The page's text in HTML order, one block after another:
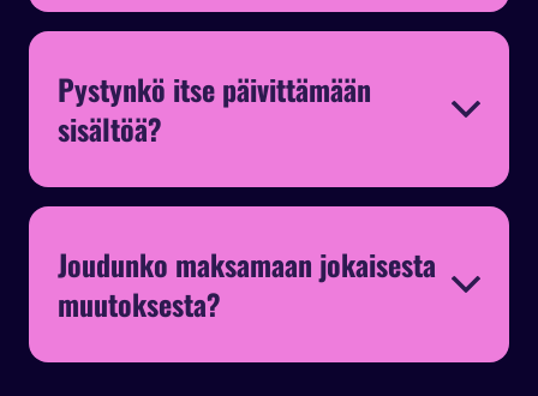
Pystynkö itse päivittämään
sisältöä?
Joudunko maksamaan jokaisesta
muutoksesta?